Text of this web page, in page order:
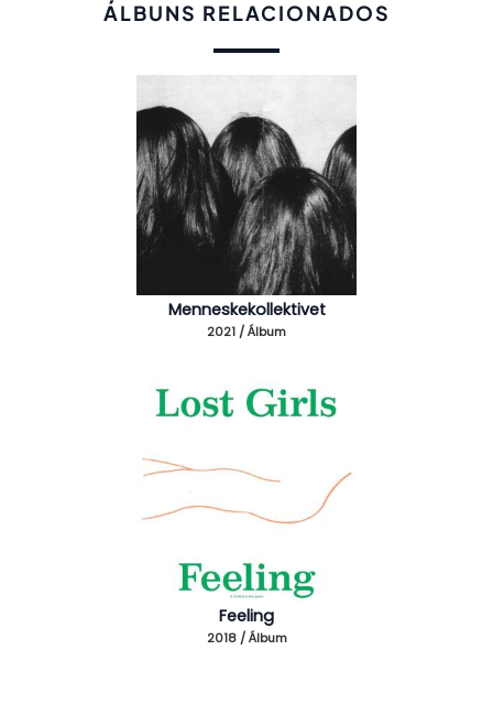
ÁLBUNS RELACIONADOS
Menneskekollektivet
2021 / Álbum
Feeling
2018 / Álbum